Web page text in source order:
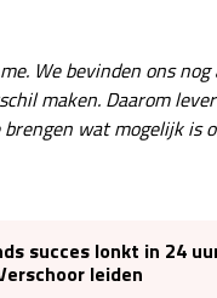
We bevinden ons
maken. Daarom
wat mogelijk is
succes lonkt in 24
leiden